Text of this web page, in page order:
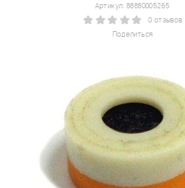
Поделиться
Артикул: 88880005265
0 отзывов